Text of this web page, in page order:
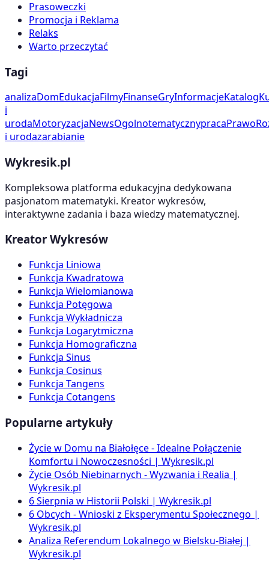
Prasoweczki
Promocja i Reklama
Relaks
Warto przeczytać
Tagi
analizaDomEdukacjaFilmyFinanseGryInformacjeKatalog
i
urodaMotoryzacjaNewsOgolnotematycznypracaPrawo
i urodazarabianie
Wykresik.pl
Kompleksowa platforma edukacyjna dedykowana
pasjonatom matematyki. Kreator wykresów,
interaktywne zadania i baza wiedzy matematycznej.
Kreator Wykresów
Funkcja Liniowa
Funkcja Kwadratowa
Funkcja Wielomianowa
Funkcja Potęgowa
Funkcja Wykładnicza
Funkcja Logarytmiczna
Funkcja Homograficzna
Funkcja Sinus
Funkcja Cosinus
Funkcja Tangens
Funkcja Cotangens
Popularne artykuły
Życie w Domu na Białołęce - Idealne Połączenie
Komfortu i Nowoczesności | Wykresik.pl
Życie Osób Niebinarnych - Wyzwania i Realia |
Wykresik.pl
6 Sierpnia w Historii Polski | Wykresik.pl
6 Obcych - Wnioski z Eksperymentu Społecznego |
Wykresik.pl
Analiza Referendum Lokalnego w Bielsku-Białej |
Wykresik.pl